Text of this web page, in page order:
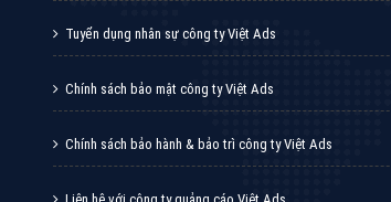
Tuyển dụng nhân sự công ty Việt Ads
Chính sách bảo mật công ty Việt Ads
Chính sách bảo hành & bảo trì công ty Việt Ads